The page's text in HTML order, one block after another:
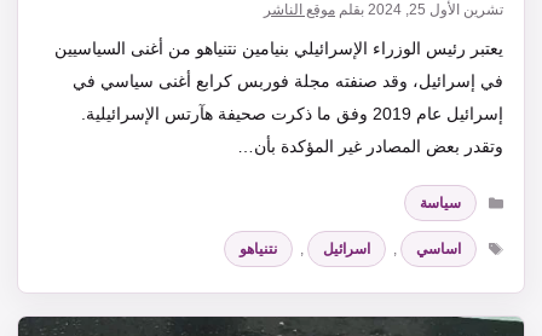
تشرين الأول 25, 2024 بقلم موقع الناشر
يعتبر رئيس الوزراء الإسرائيلي بنيامين نتنياهو من أغنى السياسيين
في إسرائيل، وقد صنفته مجلة فوربس كرابع أغنى سياسي في
إسرائيل عام 2019 وفق ما ذكرت صحيفة هآرتس الإسرائيلية.
وتقدر بعض المصادر غير المؤكدة بأن…
التصنيفات
سياسة
الوسوم
اساسي , اسرائيل , نتنياهو